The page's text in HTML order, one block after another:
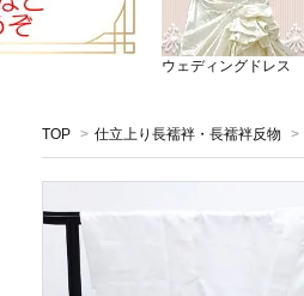
ウェディングドレス
TOP > 仕立上り長襦袢・長襦袢反物 >